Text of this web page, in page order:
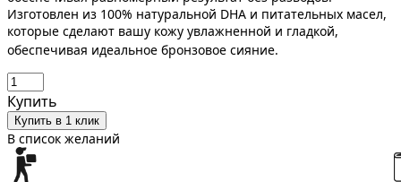
Изготовлен из 100% натуральной DHA и питательных масел,
которые сделают вашу кожу увлажненной и гладкой,
обеспечивая идеальное бронзовое сияние.
Купить
Купить в 1 клик
В список желаний